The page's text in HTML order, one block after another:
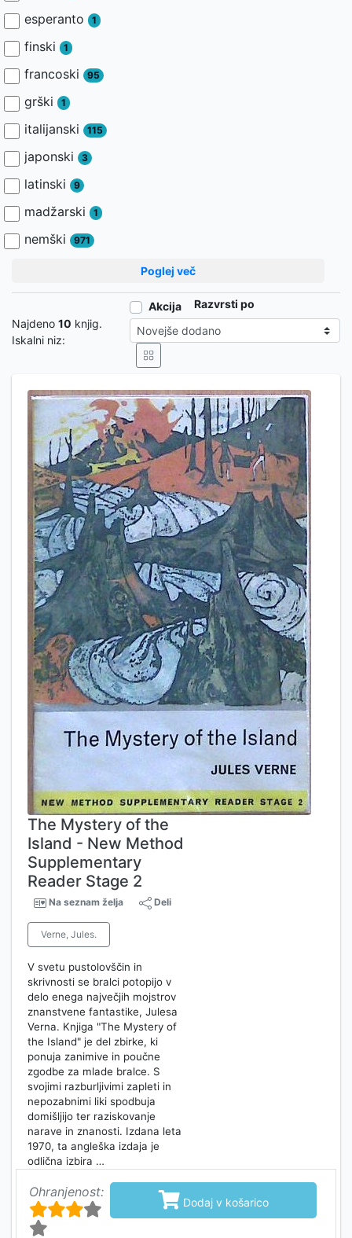
esperanto 1
finski 1
francoski 95
grški 1
italijanski 115
japonski 3
latinski 9
madžarski 1
nemški 971
Poglej več
Najdeno 10 knjig.
Iskalni niz:
Akcija Razvrsti po
The Mystery of the
Island - New Method
Supplementary
Reader Stage 2
Na seznam želja Deli
Verne, Jules.
V svetu pustolovščin in
skrivnosti se bralci potopijo v
delo enega največjih mojstrov
znanstvene fantastike, Julesa
Verna. Knjiga "The Mystery of
the Island" je del zbirke, ki
ponuja zanimive in poučne
zgodbe za mlade bralce. S
svojimi razburljivimi zapleti in
nepozabnimi liki spodbuja
domišljijo ter raziskovanje
narave in znanosti. Izdana leta
1970, ta angleška izdaja je
odlična izbira …
Ohranjenost:  Dodaj v košarico